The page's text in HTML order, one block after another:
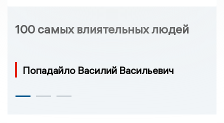
100 самых влиятельных людей
Попадайло Василий Васильевич